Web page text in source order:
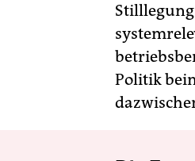
Politik